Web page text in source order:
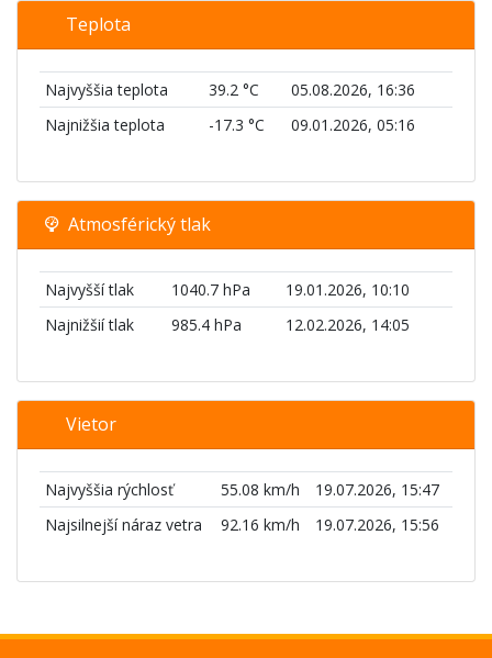
Teplota
Najvyššia teplota 39.2 °C
05.08.2026, 16:36
Najnižšia teplota
-17.3 °C 09.01.2026, 05:16
Atmosférický tlak
Najvyšší tlak 1040.7 hPa
19.01.2026, 10:10
Najnižšií tlak
985.4 hPa 12.02.2026, 14:05
Vietor
Najvyššia rýchlosť 55.08 km/h
19.07.2026, 15:47
Najsilnejší náraz vetra
92.16 km/h 19.07.2026, 15:56